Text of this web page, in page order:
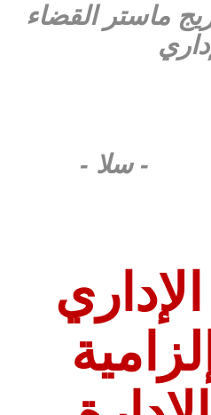
ماستر القضاء
- سلا -